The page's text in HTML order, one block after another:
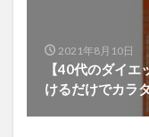
2021年8月10日
【40代のダイ
けるだけでカラ